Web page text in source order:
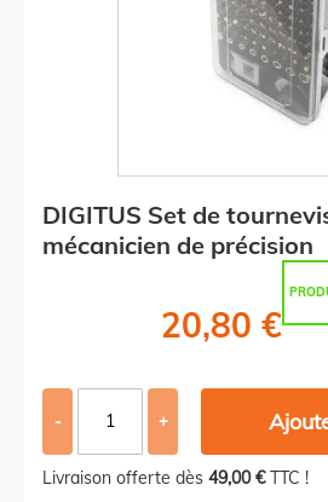
DIGITUS Set de
mécanicien de précision
20,80 €
- +
Livraison offerte dès 49,00 €TTC !